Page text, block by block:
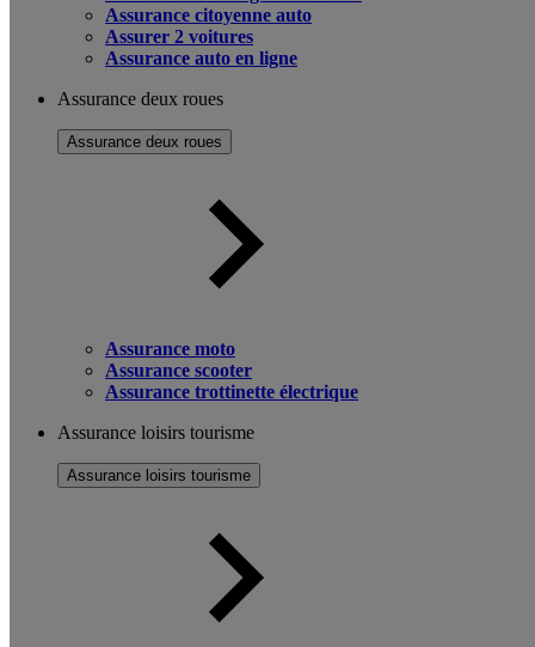
Assurance citoyenne auto
Assurer 2 voitures
Assurance auto en ligne
Assurance deux roues
Assurance deux roues
Assurance moto
Assurance scooter
Assurance trottinette électrique
Assurance loisirs tourisme
Assurance loisirs tourisme